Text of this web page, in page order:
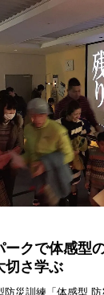
クで体感型
さ学ぶ
防災訓練「体感型